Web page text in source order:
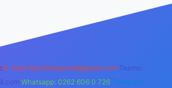
E-mail: backlinkpaneli@gmail.com Teams:
Whatsapp: 0262 606 0 726 Telegram: